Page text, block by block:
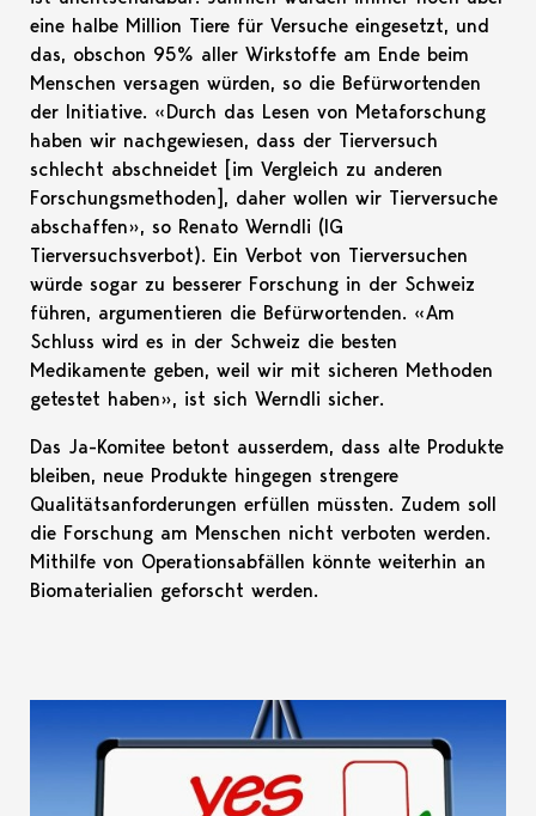
eine halbe Million Tiere für Versuche eingesetzt, und
das, obschon 95% aller Wirkstoffe am Ende beim
Menschen versagen würden, so die Befürwortenden
der Initiative. «Durch das Lesen von Metaforschung
haben wir nachgewiesen, dass der Tierversuch
schlecht abschneidet [im Vergleich zu anderen
Forschungsmethoden], daher wollen wir Tierversuche
abschaffen», so Renato Werndli (IG
Tierversuchsverbot). Ein Verbot von Tierversuchen
würde sogar zu besserer Forschung in der Schweiz
führen, argumentieren die Befürwortenden. «Am
Schluss wird es in der Schweiz die besten
Medikamente geben, weil wir mit sicheren Methoden
getestet haben», ist sich Werndli sicher.
Das Ja-Komitee betont ausserdem, dass alte Produkte
bleiben, neue Produkte hingegen strengere
Qualitätsanforderungen erfüllen müssten. Zudem soll
die Forschung am Menschen nicht verboten werden.
Mithilfe von Operationsabfällen könnte weiterhin an
Biomaterialien geforscht werden.